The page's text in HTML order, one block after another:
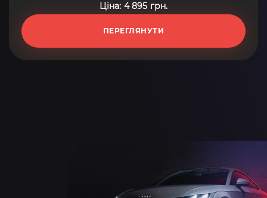
Ціна: 4 895 грн.
ПЕРЕГЛЯНУТИ